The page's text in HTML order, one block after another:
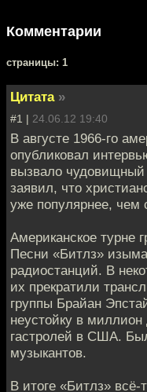
Комментарии
cтраницы: 1
Цитата »
#1 | 24.06.12 19:40
В августе 1966-го
опубликовал
вызвало
заявил, что
уже популярнее, чем
Американское турне
Песни «Битлз»
радиостанций. В
их прекратили
группы Брайан
неустойку в миллион
гастролей в США.
музыкантов.
В итоге «Битлз» всё-